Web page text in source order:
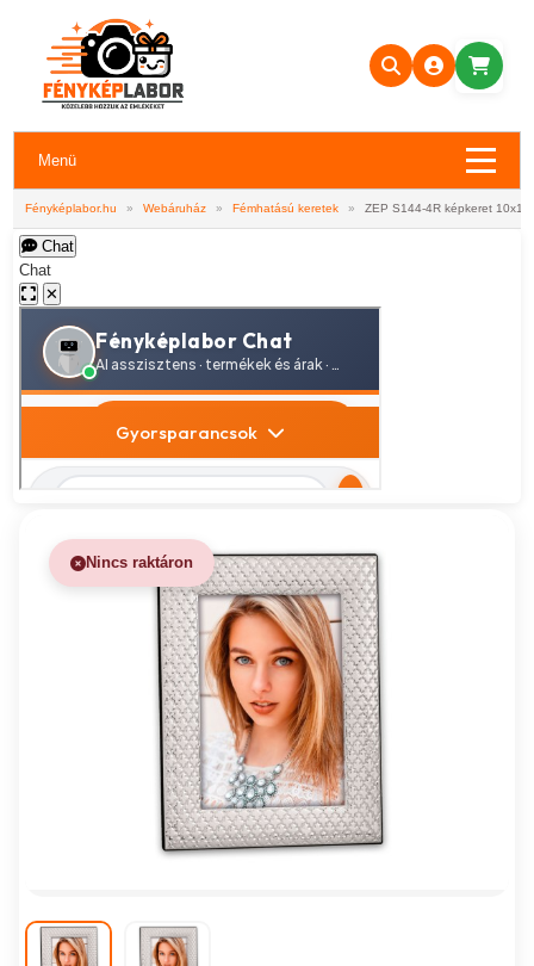
Menü
Fényképlabor.hu » Webáruház » Fémhatású keretek » ZEP S144-4R képkeret 10x15
Chat
Chat
✕
Nincs raktáron